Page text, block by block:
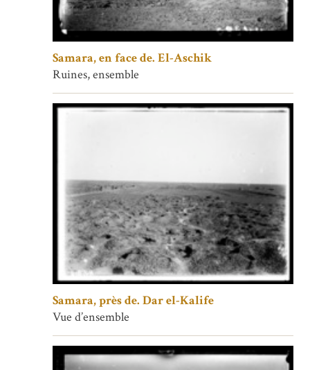
Samara, en face de. El-Aschik
Ruines, ensemble
Samara, près de. Dar el-Kalife
Vue d’ensemble